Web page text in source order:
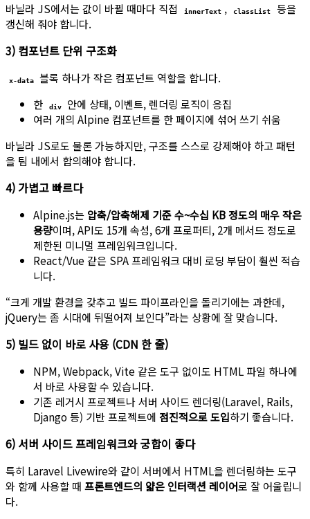
바닐라 JS에서는 값이 바뀔 때마다 직접
innerText , classList
등을
갱신해 줘야 합니다.
3) 컴포넌트 단위 구조화
x-data
블록 하나가 작은 컴포넌트 역할을 합니다.
한
div
안에 상태, 이벤트, 렌더링 로직이 응집
여러 개의 Alpine 컴포넌트를 한 페이지에 섞어 쓰기 쉬움
바닐라 JS로도 물론 가능하지만, 구조를 스스로 강제해야 하고 패턴
을 팀 내에서 합의해야 합니다.
4) 가볍고 빠르다
Alpine.js는 압축/압축해제 기준 수~수십 KB 정도의 매우 작은
용량이며, API도 15개 속성, 6개 프로퍼티, 2개 메서드 정도로
제한된 미니멀 프레임워크입니다.
React/Vue 같은 SPA 프레임워크 대비 로딩 부담이 훨씬 적습
니다.
“크게 개발 환경을 갖추고 빌드 파이프라인을 돌리기에는 과한데,
jQuery는 좀 시대에 뒤떨어져 보인다”라는 상황에 잘 맞습니다.
5) 빌드 없이 바로 사용 (CDN 한 줄)
NPM, Webpack, Vite 같은 도구 없이도 HTML 파일 하나에
서 바로 사용할 수 있습니다.
기존 레거시 프로젝트나 서버 사이드 렌더링(Laravel, Rails,
Django 등) 기반 프로젝트에 점진적으로 도입하기 좋습니다.
6) 서버 사이드 프레임워크와 궁합이 좋다
특히 Laravel Livewire와 같이 서버에서 HTML을 렌더링하는 도구
와 함께 사용할 때 프론트엔드의 얇은 인터랙션 레이어로 잘 어울립니
다.